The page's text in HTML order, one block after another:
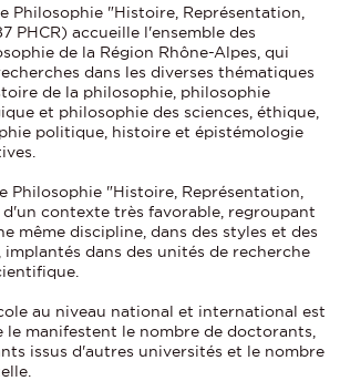
Philosophie "Histoire, Représentation,
PHCR) accueille l'ensemble des
de la Région Rhône-Alpes, qui
dans les diverses thématiques
de la philosophie, philosophie
et philosophie des sciences, éthique,
politique, histoire et épistémologie
Philosophie "Histoire, Représentation,
contexte très favorable, regroupant
même discipline, dans des styles et des
dans des unités de recherche
au niveau national et international est
le manifestent le nombre de doctorants,
issus d'autres universités et le nombre